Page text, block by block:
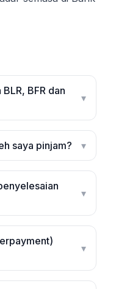
BFR dan
▾
saya pinjam? ▾
▾
▾